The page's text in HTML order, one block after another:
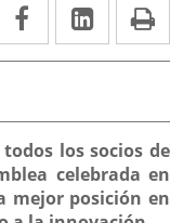
Facebook
Enlace
a
aplicación
externa.
Enlace
a
los socios de
celebrada en
mejor posición en